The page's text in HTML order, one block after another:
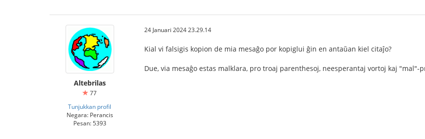
Altebrilas
77
Tunjukkan profil
Negara: Perancis
Pesan: 5393
24 Januari 2024 23.29.14
Kial vi falsigis kopion de mia mesaĝo por kopiglui ĝin en antaŭan kiel citaĵo?
Due, via mesaĝo estas malklara, pro troaj parenthesoj, neesperantaj vortoj kaj